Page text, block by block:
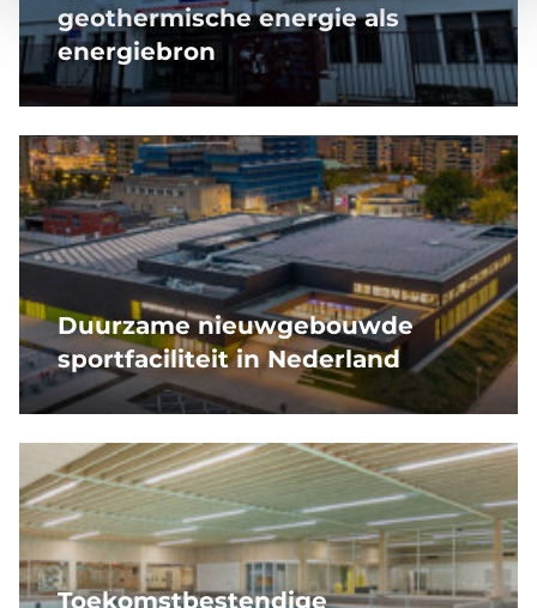
geothermische energie als
energiebron
Duurzame nieuwgebouwde
sportfaciliteit in Nederland
Toekomstbestendige